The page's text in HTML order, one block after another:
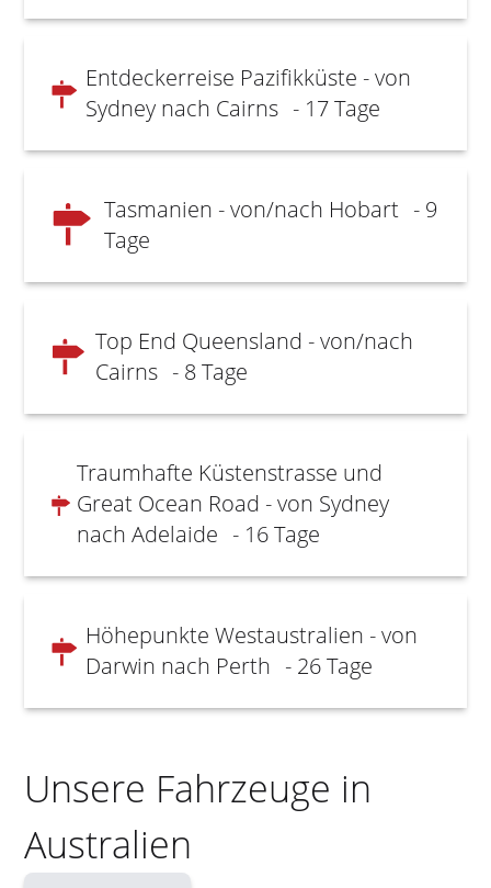
Entdeckerreise Pazifikküste - von
Sydney nach Cairns - 17 Tage
Tasmanien - von/nach Hobart - 9
Tage
Top End Queensland - von/nach
Cairns - 8 Tage
Traumhafte Küstenstrasse und
Great Ocean Road - von Sydney
nach Adelaide - 16 Tage
Höhepunkte Westaustralien - von
Darwin nach Perth - 26 Tage
Unsere Fahrzeuge in
Australien